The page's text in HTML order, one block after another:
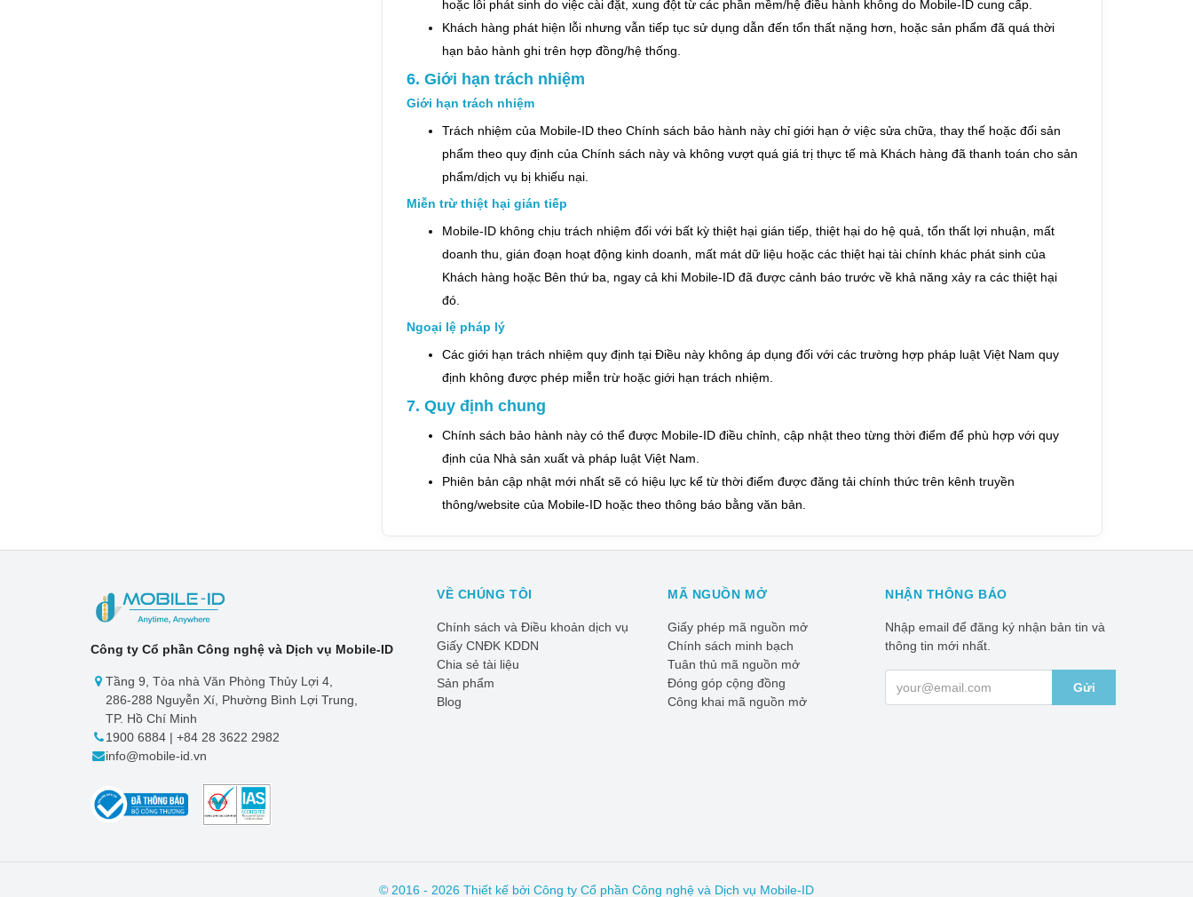
hoặc lỗi phát sinh do việc cài đặt, xung đột từ các phần mềm/hệ điều hành không do Mobile-ID cung cấp.
Khách hàng phát hiện lỗi nhưng vẫn tiếp tục sử dụng dẫn đến tổn thất nặng hơn, hoặc sản phẩm đã quá thời
hạn bảo hành ghi trên hợp đồng/hệ thống.
6. Giới hạn trách nhiệm
Giới hạn trách nhiệm
Trách nhiệm của Mobile-ID theo Chính sách bảo hành này chỉ giới hạn ở việc sửa chữa, thay thế hoặc đổi sản
phẩm theo quy định của Chính sách này và không vượt quá giá trị thực tế mà Khách hàng đã thanh toán cho sản
phẩm/dịch vụ bị khiếu nại.
Miễn trừ thiệt hại gián tiếp
Mobile-ID không chịu trách nhiệm đối với bất kỳ thiệt hại gián tiếp, thiệt hại do hệ quả, tổn thất lợi nhuận, mất
doanh thu, gián đoạn hoạt động kinh doanh, mất mát dữ liệu hoặc các thiệt hại tài chính khác phát sinh của
Khách hàng hoặc Bên thứ ba, ngay cả khi Mobile-ID đã được cảnh báo trước về khả năng xảy ra các thiệt hại
đó.
Ngoại lệ pháp lý
Các giới hạn trách nhiệm quy định tại Điều này không áp dụng đối với các trường hợp pháp luật Việt Nam quy
định không được phép miễn trừ hoặc giới hạn trách nhiệm.
7. Quy định chung
Chính sách bảo hành này có thể được Mobile-ID điều chỉnh, cập nhật theo từng thời điểm để phù hợp với quy
định của Nhà sản xuất và pháp luật Việt Nam.
Phiên bản cập nhật mới nhất sẽ có hiệu lực kể từ thời điểm được đăng tải chính thức trên kênh truyền
thông/website của Mobile-ID hoặc theo thông báo bằng văn bản.
Công ty Cổ phần Công nghệ và Dịch vụ Mobile-ID
Tầng 9, Tòa nhà Văn Phòng Thủy Lợi 4,
286-288 Nguyễn Xí, Phường Bình Lợi Trung,
TP. Hồ Chí Minh
1900 6884 | +84 28 3622 2982
info@mobile-id.vn
VỀ CHÚNG TÔI
Chính sách và Điều khoản dịch vụ
Giấy CNĐK KDDN
Chia sẻ tài liệu
Sản phẩm
Blog
MÃ NGUỒN MỞ
Giấy phép mã nguồn mở
Chính sách minh bạch
Tuân thủ mã nguồn mở
Đóng góp cộng đồng
Công khai mã nguồn mở
NHẬN THÔNG BÁO
Nhập email để đăng ký nhận bản tin và
thông tin mới nhất.
Gửi
© 2016 - 2026 Thiết kế bởi Công ty Cổ phần Công nghệ và Dịch vụ Mobile-ID